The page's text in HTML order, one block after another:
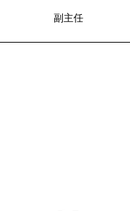
副主任